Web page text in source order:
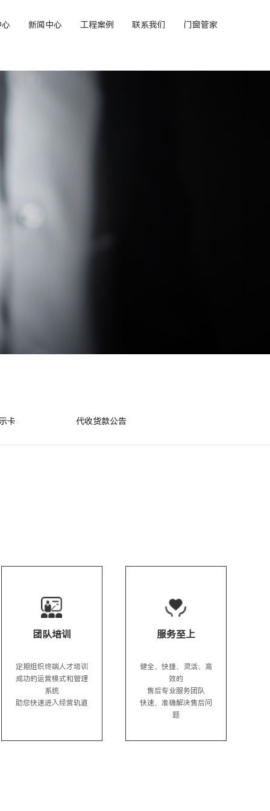
新闻中心 工程案例 联系我们 门窗管家
卡 代收货款公告
团队培训
定期组织终端人才培训
成功的运营模式和管理
系统
助您快速进入经营轨道
服务至上
健全、快捷、灵活、高
效的
售后专业服务团队
快速、准确解决售后问
题